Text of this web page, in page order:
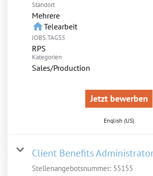
Standort
Mehrere
homeTelearbeit
JOBS.TAGS5
RPS
Kategorien
Sales/Production
Jetzt bewerben
English (US)
Client Benefits
Stellenangebotsnummer: 55155